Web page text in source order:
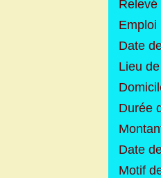
Emploi
Date
Lieu
Durée
Date
Motif